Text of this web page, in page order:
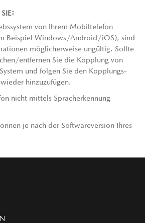
von Ihrem Mobiltelefon
Beispiel Windows/Android/iOS), sind
möglicherweise ungültig. Sollte
entfernen Sie die Kopplung von
und folgen Sie den Kopplungs-
hinzuzufügen.
nicht mittels Spracherkennung
je nach der Softwareversion Ihres